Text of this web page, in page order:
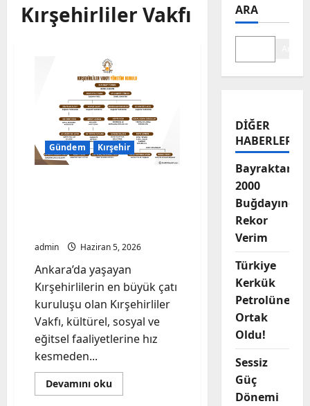
Kırşehirliler Vakfı
Gündem Kırşehir
admin Haziran 5, 2026
Ankara’da yaşayan
Kırşehirlilerin en büyük çatı
kuruluşu olan Kırşehirliler
Vakfı, kültürel, sosyal ve
eğitsel faaliyetlerine hız
kesmeden...
Devamını okuRead
more
ARA
DIĞER
HABERLER
Bayraktar-
2000
Buğdayında
Rekor
Verim
Türkiye
Kerkük
Petrolüne
Ortak
Oldu!
Sessiz
Güç
Dönemi